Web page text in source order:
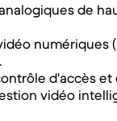
de
numériques
d'accès et
vidéo